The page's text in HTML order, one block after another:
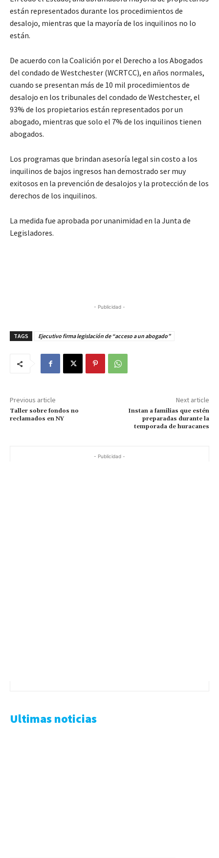
están representados durante los procedimientos de
desalojo, mientras que la mayoría de los inquilinos no lo
están.
De acuerdo con la Coalición por el Derecho a los Abogados
del condado de Westchester (WCRTCC), en años normales,
cuando se presentan más de 10 mil procedimientos de
desalojo en los tribunales del condado de Westchester, el
93% de los propietarios están representados por un
abogado, mientras que solo el 7% de los inquilinos tienen
abogados.
Los programas que brindan asesoría legal sin costo a los
inquilinos de bajos ingresos han demostrado ser muy
exitosos en la prevención de desalojos y la protección de los
derechos de los inquilinos.
La medida fue aprobada por unanimidad en la Junta de
Legisladores.
- Publicidad -
TAGS Ejecutivo firma legislación de “acceso a un abogado”
Previous article
Taller sobre fondos no
reclamados en NY
Next article
Instan a familias que estén
preparadas durante la
temporada de huracanes
- Publicidad -
Ultimas noticias